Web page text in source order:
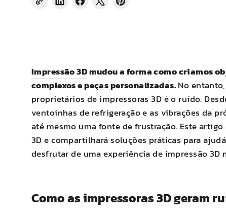
ShareCompartilhe
TweetarFixar
Impressão 3Dmudou a forma como criamos
complexos e peças personalizadas.No
proprietários de impressoras 3D é o ruído.
ventoinhas de refrigeração e as vibrações da
até mesmo uma fonte de frustração. Este
3D e compartilhará soluções práticas para
desfrutar de uma experiência de impressão
Como as impressoras 3D geram